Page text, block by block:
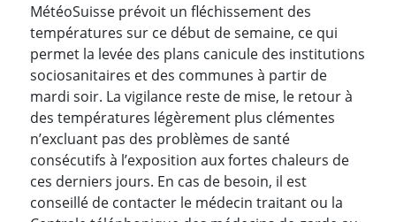
MétéoSuisse prévoit un fléchissement des
températures sur ce début de semaine, ce qui
permet la levée des plans canicule des institutions
sociosanitaires et des communes à partir de
mardi soir. La vigilance reste de mise, le retour à
des températures légèrement plus clémentes
n’excluant pas des problèmes de santé
consécutifs à l’exposition aux fortes chaleurs de
ces derniers jours. En cas de besoin, il est
conseillé de contacter le médecin traitant ou la